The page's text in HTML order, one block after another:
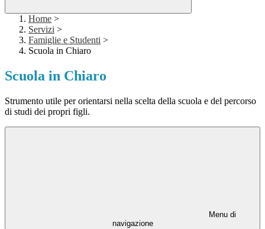
Home >
Servizi >
Famiglie e Studenti >
Scuola in Chiaro
Scuola in Chiaro
Strumento utile per orientarsi nella scelta della scuola e del percorso
di studi dei propri figli.
Menu di
navigazione